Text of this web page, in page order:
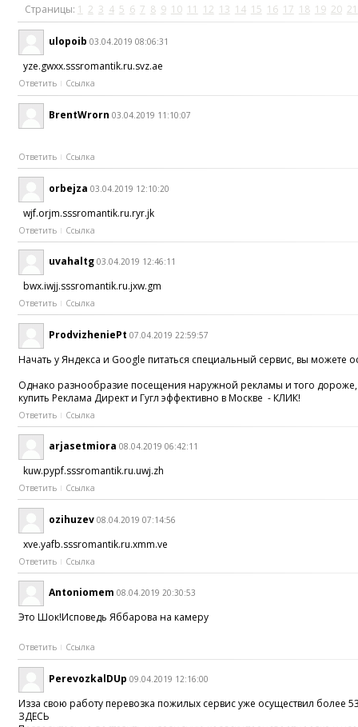
Страницы: 1 2 3 4 5 6 7 8 9 10 11 12 13 14 15 16 17 18 19 20 21
ulopoib 03.04.2019 08:06:31
yze.gwxx.sssromantik.ru.svz.ae
Ответить Ссылка
BrentWrorn 03.04.2019 11:10:07
Ответить Ссылка
orbejza 03.04.2019 12:10:20
wjf.orjm.sssromantik.ru.ryr.jk
Ответить Ссылка
uvahaltg 03.04.2019 12:46:11
bwx.iwjj.sssromantik.ru.jxw.gm
Ответить Ссылка
ProdvizheniePt 07.04.2019 22:59:57
Начать у Яндекса и Google питаться специальный сервис, вы можете
Однако разнообразие посещения наружной рекламы и того дороже,
купить Реклама Директ и Гугл эффективно в Москве - КЛИК!
Ответить Ссылка
arjasetmiora 08.04.2019 06:42:11
kuw.pypf.sssromantik.ru.uwj.zh
Ответить Ссылка
ozihuzev 08.04.2019 07:14:56
xve.yafb.sssromantik.ru.xmm.ve
Ответить Ссылка
Antoniomem 08.04.2019 20:30:53
Это Шок!Исповедь Яббарова на камеру
Ответить Ссылка
PerevozkalDUp 09.04.2019 12:16:00
Изза свою работу перевозка пожилых сервис уже осуществил
ЗДЕСЬ